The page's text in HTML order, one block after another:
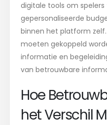
digitale tools om
gepersonaliseerde
binnen het platform
moeten gekoppeld
informatie en
van betrouwbare
Hoe
het Verschil